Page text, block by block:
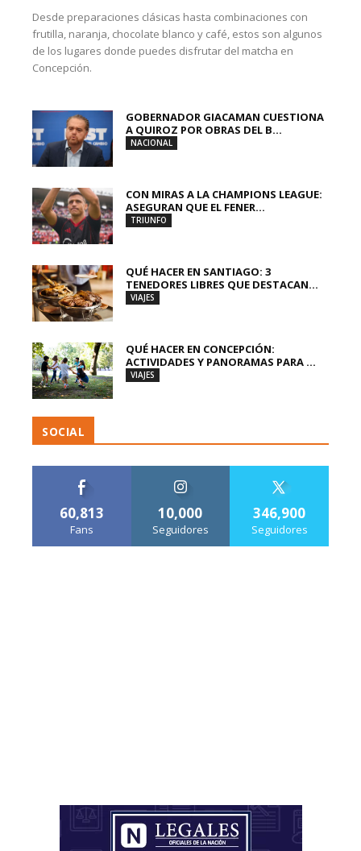
Desde preparaciones clásicas hasta combinaciones con
frutilla, naranja, chocolate blanco y café, estos son algunos
de los lugares donde puedes disfrutar del matcha en
Concepción.
GOBERNADOR GIACAMAN CUESTIONA
A QUIROZ POR OBRAS DEL B...
NACIONAL
CON MIRAS A LA CHAMPIONS LEAGUE:
ASEGURAN QUE EL FENER...
TRIUNFO
QUÉ HACER EN SANTIAGO: 3
TENEDORES LIBRES QUE DESTACAN...
VIAJES
QUÉ HACER EN CONCEPCIÓN:
ACTIVIDADES Y PANORAMAS PARA ...
VIAJES
SOCIAL
60,813
Fans
10,000
Seguidores
346,900
Seguidores